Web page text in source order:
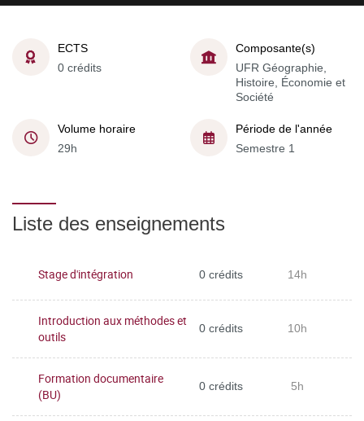
ECTS
0 crédits
Composante(s)
UFR Géographie,
Histoire, Économie et
Société
Volume horaire
29h
Période de l'année
Semestre 1
Liste des enseignements
Stage d'intégration 0 crédits 14h
Introduction aux méthodes et
outils
0 crédits 10h
Formation documentaire
(BU)
0 crédits 5h